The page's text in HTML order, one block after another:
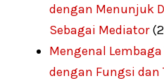
dengan Menunjuk
Sebagai Mediator
Mengenal
dengan Fungsi dan